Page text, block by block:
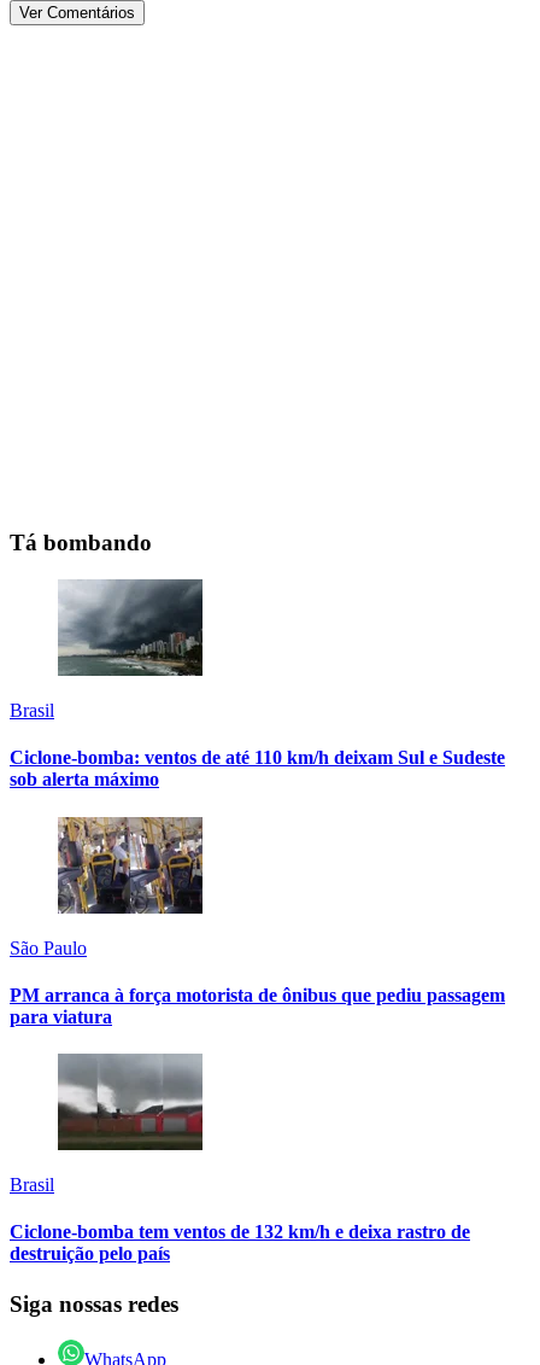
Ver Comentários
Tá bombando
Brasil
Ciclone-bomba: ventos de até 110 km/h deixam Sul e Sudeste
sob alerta máximo
São Paulo
PM arranca à força motorista de ônibus que pediu passagem
para viatura
Brasil
Ciclone-bomba tem ventos de 132 km/h e deixa rastro de
destruição pelo país
Siga nossas redes
WhatsApp